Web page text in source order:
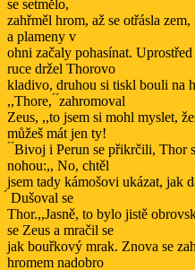
se setmělo,
zahřměl hrom, až se otřásla
a plameny v
ohni začaly pohasínat.
ruce držel Thorovo
kladivo, druhou si tiskl bouli na
,,Thore, ́ ́zahromoval
Zeus, ,,to jsem si mohl myslet,
můžeš mát jen ty!
́Bivoj i Perun se přikrčili, Thor
nohou:,, No, chtěl
jsem tady kámošovi ukázat, jak
́ Dušoval se
Thor.,,Jasně, to bylo jistě
se Zeus a mračil se
jak bouřkový mrak. Znova se
hromem nadobro